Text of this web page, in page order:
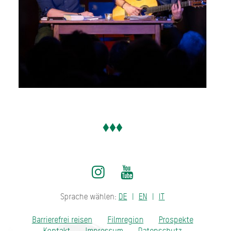
Sprache wählen: DE EN IT
Barrierefrei reisen Filmregion
Prospekte